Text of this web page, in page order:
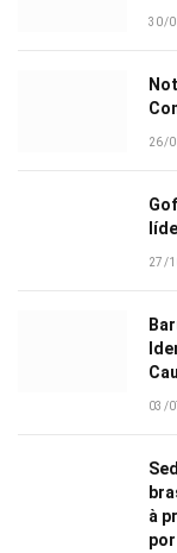
30/
26/
27/
03/
à